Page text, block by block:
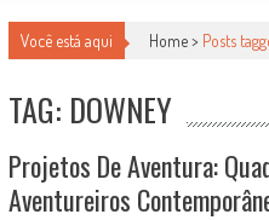
Você está aqui Home > Posts
TAG: DOWNEY
Projetos De Aventura:
Aventureiros